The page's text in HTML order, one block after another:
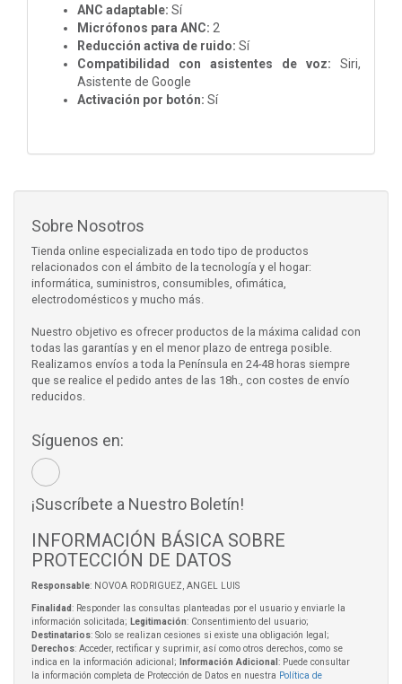
ANC adaptable: Sí
Micrófonos para ANC: 2
Reducción activa de ruido: Sí
Compatibilidad con asistentes de voz: Siri,
Asistente de Google
Activación por botón: Sí
Sobre Nosotros
Tienda online especializada en todo tipo de productos
relacionados con el ámbito de la tecnología y el hogar:
informática, suministros, consumibles, ofimática,
electrodomésticos y mucho más.
Nuestro objetivo es ofrecer productos de la máxima calidad con
todas las garantías y en el menor plazo de entrega posible.
Realizamos envíos a toda la Península en 24-48 horas siempre
que se realice el pedido antes de las 18h., con costes de envío
reducidos.
Síguenos en:
¡Suscríbete a Nuestro Boletín!
INFORMACIÓN BÁSICA SOBRE
PROTECCIÓN DE DATOS
Responsable: NOVOA RODRIGUEZ, ANGEL LUIS
Finalidad: Responder las consultas planteadas por el usuario y enviarle la
información solicitada; Legitimación: Consentimiento del usuario;
Destinatarios: Solo se realizan cesiones si existe una obligación legal;
Derechos: Acceder, rectificar y suprimir, así como otros derechos, como se
indica en la información adicional;
Información Adicional : Puede consultar
la información completa de Protección de Datos en nuestra Política de